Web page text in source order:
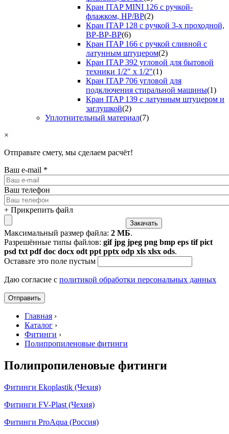
Кран ITAP MINI 126 с ручкой-
флажком, НР/ВР(2)
Кран ITAP 128 с ручкой 3-х проходной,
ВР-ВР-ВР(6)
Кран ITAP 166 с ручкой сливной с
латунным штуцером(2)
Кран ITAP 392 угловой для бытовой
техники 1/2" х 1/2"(1)
Кран ITAP 706 угловой для
подключения стиральной машины(1)
Кран ITAP 139 с латунным штуцером и
заглушкой(2)
Уплотнительный материал(7)
×
Отправьте смету, мы сделаем расчёт!
Ваш e-mail *
Ваш телефон
+ Прикрепить файл
Максимальный размер файла: 2 МБ.
Разрешённые типы файлов: gif jpg jpeg png bmp eps tif pict
psd txt pdf doc docx odt ppt pptx odp xls xlsx ods.
Оставьте это поле пустым
Даю согласие с политикой обработки персональных данных
Главная ›
Каталог ›
Фитинги ›
Полипропиленовые фитинги
Полипропиленовые фитинги
Фитинги Ekoplastik (Чехия)
Фитинги FV-Plast (Чехия)
Фитинги ProAqua (Россия)